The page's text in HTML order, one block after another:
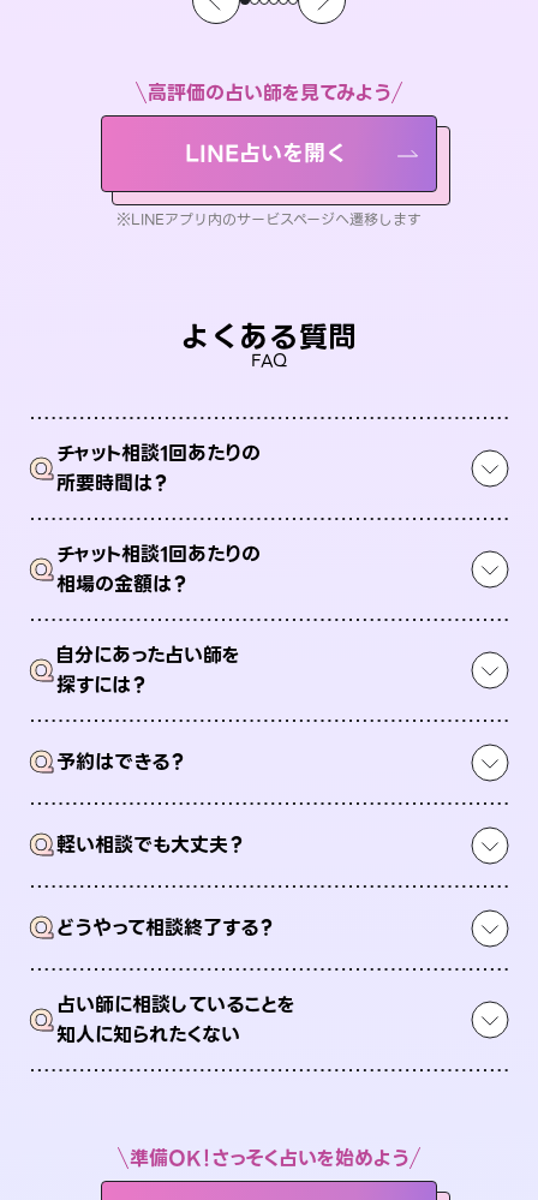
高評価の占い師を見てみよう
LINE占いを開く
※LINEアプリ内のサービスページへ遷移します
よくある質問
FAQ
Qチャット相談1回あたりの
所要時間は？
Qチャット相談1回あたりの
相場の金額は？
Q自分にあった占い師を
探すには？
Q予約はできる？
Q軽い相談でも大丈夫？
Qどうやって相談終了する？
Q占い師に相談していることを
知人に知られたくない
準備OK！さっそく占いを始めよう